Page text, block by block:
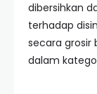
dibersihkan
terhadap
secara grosir
dalam